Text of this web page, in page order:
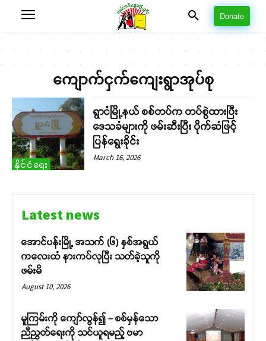
Donate
ကျောက်ငှက်ကျေးရွာအုပ်စု
နိုင်ငံရေး
ရွာငံမြို့နယ် စစ်တပ်က တပ်စွဲထားပြီး
ဒေသခံများကို ဖမ်းဆီးပြီး ပိုက်ဆံဖြင့်
ပြန်ရွေးခိုင်း
March 16, 2026
Latest news
အောင်ပန်းမြို့ အသက် (၆) နှစ်အရွယ်
ကလေးထံ နားကပ်လုပြီး သတ်ခဲ့သူကို
ဖမ်းမိ
August 10, 2026
မူကြမ်းကို ကျော်လွန်၍ – စစ်မှန်သော
ညီညွတ်ရေးကို သင်ယူရမည့် ဗမာ